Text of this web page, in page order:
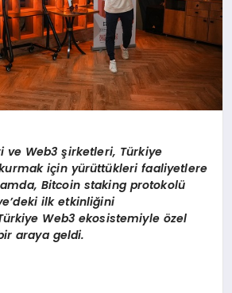
ve Web3 şirketleri, Türkiye
için yürüttükleri faaliyetlere
Bitcoin staking protokolü
’deki ilk etkinliğini
Web3 ekosistemiyle özel
araya geldi.